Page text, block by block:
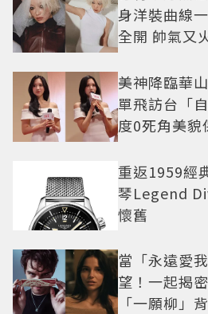
身洋裝曲線
全開 帥氣又
美神降臨華
單飛訪台「
度0死角美貌
重返1959經
琴Legend
懷舊
當「永遠愛
望！一起揭
「一願柳」